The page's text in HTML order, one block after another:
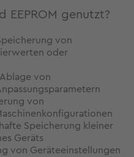
EEPROM genutzt?
von
oder
Ablage von
von
Speicherung kleiner
Geräts
von Geräteeinstellungen